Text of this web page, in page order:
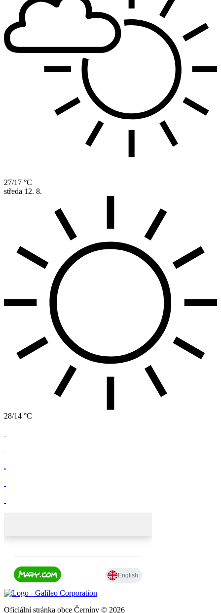
27/17 °C
středa 12. 8.
28/14 °C
.
Oficiální stránka obce Černíny © 2026